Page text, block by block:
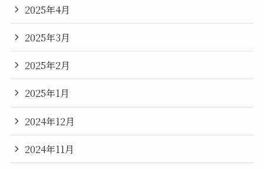
2025年4月
2025年3月
2025年2月
2025年1月
2024年12月
2024年11月